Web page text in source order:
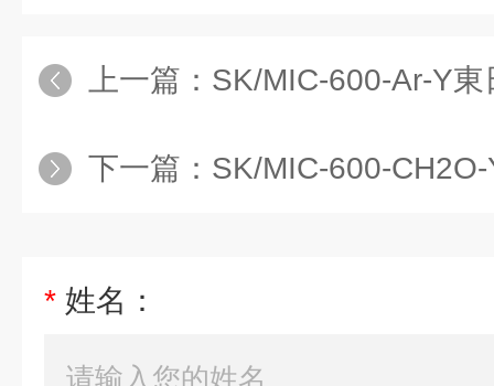
上一篇： SK/MIC-600-Ar-Y東日瀛能 工
下一篇： SK/MIC-600-CH2O-Y東日瀛能
* 姓名：